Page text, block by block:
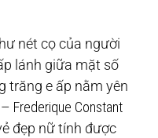
nét cọ của người
lánh giữa mặt số
trăng e ấp nằm yên
Frederique Constant
đẹp nữ tính được